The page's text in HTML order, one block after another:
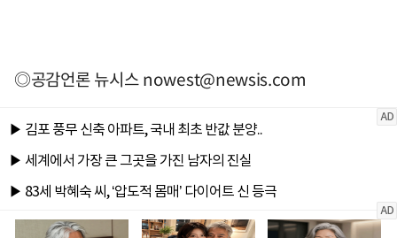
◎공감언론 뉴시스nowest@newsis.com